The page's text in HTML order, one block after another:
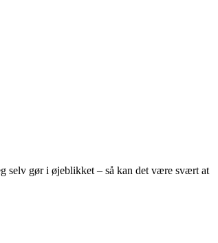
selv gør i øjeblikket – så kan det være svært at